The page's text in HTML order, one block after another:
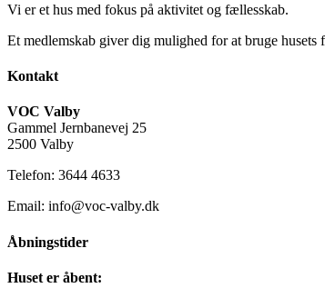
Vi er et hus med fokus på aktivitet og fællesskab.
Et medlemskab giver dig mulighed for at bruge
Kontakt
VOC Valby
Gammel Jernbanevej 25
2500 Valby
Telefon: 3644 4633
Email: info@voc-valby.dk
Åbningstider
Huset er åbent: